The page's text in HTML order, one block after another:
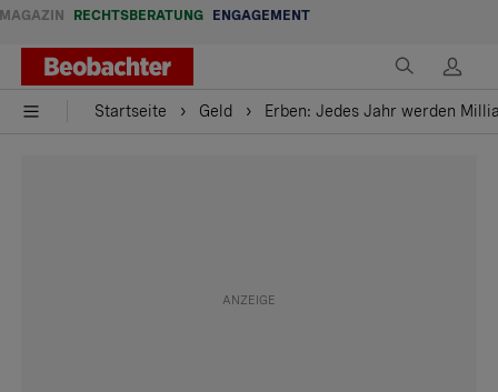
MAGAZIN RECHTSBERATUNG ENGAGEMENT
Startseite Geld Erben: Jedes Jahr werden